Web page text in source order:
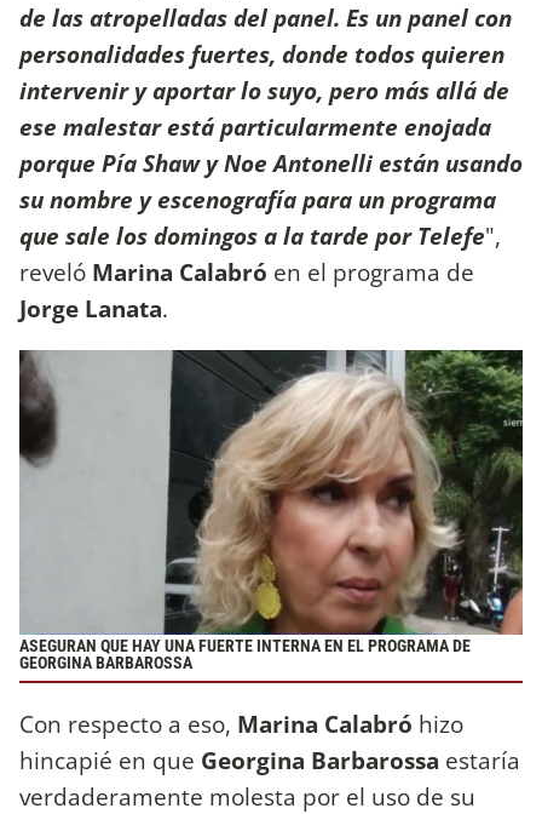
de las atropelladas del panel. Es un panel con
personalidades fuertes, donde todos quieren
intervenir y aportar lo suyo, pero más allá de
ese malestar está particularmente enojada
porque Pía Shaw y Noe Antonelli están usando
su nombre y escenografía para un programa
que sale los domingos a la tarde por Telefe",
reveló Marina Calabró en el programa de
Jorge Lanata.
ASEGURAN QUE HAY UNA FUERTE INTERNA EN EL PROGRAMA DE
GEORGINA BARBAROSSA
Con respecto a eso, Marina Calabró hizo
hincapié en que Georgina Barbarossa estaría
verdaderamente molesta por el uso de su